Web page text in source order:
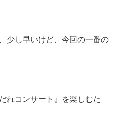
少し早いけど、今回の一番の
れコンサート』を楽しむた